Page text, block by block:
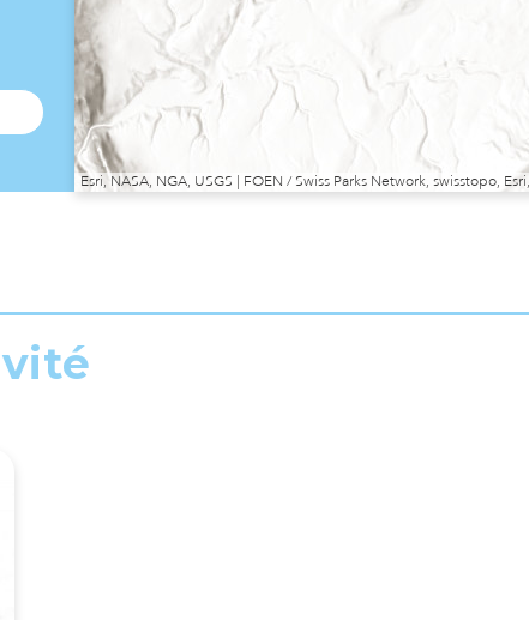
Esri, NASA, NGA, USGS | FOEN / Swiss Parks Network, swisstopo,